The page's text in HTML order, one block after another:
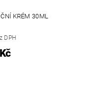
KRÉM 30ML
DPH